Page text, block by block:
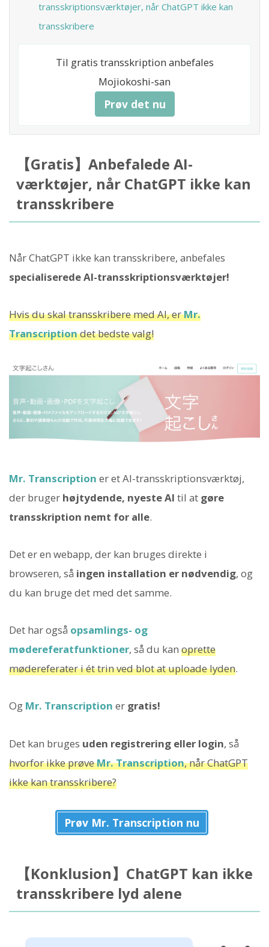
transskriptionsværktøjer, når ChatGPT ikke kan
transskribere
Til gratis transskription anbefales
Mojiokoshi-san
Prøv det nu
【Gratis】Anbefalede AI-
værktøjer, når ChatGPT ikke kan
transskribere
Når ChatGPT ikke kan transskribere, anbefales
specialiserede AI-transskriptionsværktøjer!
Hvis du skal transskribere med AI, erMr.
Transcriptiondet bedste valg!
Mr. Transcription er et AI-transskriptionsværktøj,
der bruger højtydende, nyeste AI til at gøre
transskription nemt for alle.
Det er en webapp, der kan bruges direkte i
browseren, så ingen installation er nødvendig, og
du kan bruge det med det samme.
Det har også opsamlings- og
mødereferatfunktioner, så du kan oprette
mødereferater i ét trin ved blot at uploade lyden.
Og Mr. Transcription er gratis!
Det kan bruges uden registrering eller login, så
hvorfor ikke prøveMr. Transcription, når ChatGPT
ikke kan transskribere?
Prøv Mr. Transcription nu
【Konklusion】ChatGPT kan ikke
transskribere lyd alene